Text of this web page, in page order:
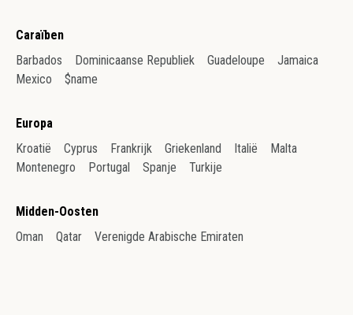
Caraïben
Barbados
Dominicaanse Republiek Guadeloupe
Jamaica
Mexico
$name
Europa
Kroatië
Cyprus Frankrijk Griekenland Italië
Malta
Montenegro
Portugal Spanje Turkije
Midden-Oosten
Oman
Qatar Verenigde Arabische Emiraten